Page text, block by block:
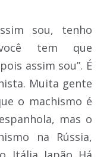
sou, tenho
você tem que
assim sou”. É
Muita gente
o machismo é
mas o
na Rússia,